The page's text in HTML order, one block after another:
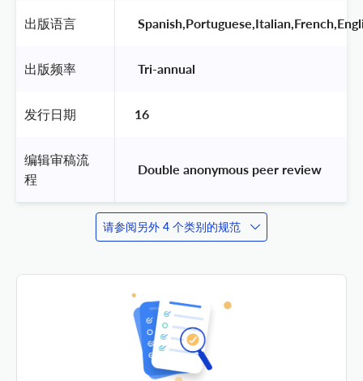
出版语言
出版频率 Tri-annual
发行日期 16
编辑审稿流
程
Double anonymous peer review
请参阅另外 4 个类别的规范